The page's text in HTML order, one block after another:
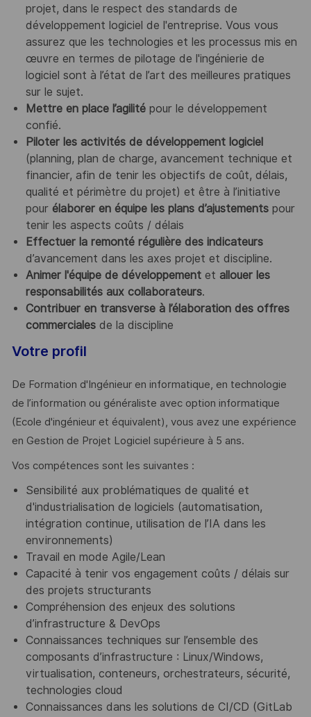
projet, dans le respect des standards de
développement logiciel de l'entreprise. Vous vous
assurez que les technologies et les processus mis en
œuvre en termes de pilotage de l'ingénierie de
logiciel sont à l’état de l’art des meilleures pratiques
sur le sujet.
Mettre en place l’agilitépour le développement
confié.
Piloter les activités de développement logiciel
(planning, plan de charge, avancement technique et
financier, afin de tenir les objectifs de coût, délais,
qualité et périmètre du projet) et être à l’initiative
pour élaborer en équipe les plans d’ajustementspour
tenir les aspects coûts / délais
Effectuer la remonté régulière des indicateurs
d’avancement dans les axes projet et discipline.
Animer l'équipe de développementet allouer les
responsabilités aux collaborateurs.
Contribuer en transverse à l’élaboration des offres
commercialesde la discipline
Votre profil
De Formation d'Ingénieur en informatique, en technologie
de l’information ou généraliste avec option informatique
(Ecole d'ingénieur et équivalent), vous avez une expérience
en Gestion de Projet Logiciel supérieure à 5 ans.
Vos compétences sont les suivantes :
Sensibilité aux problématiques de qualité et
d'industrialisation de logiciels (automatisation,
intégration continue, utilisation de l’IA dans les
environnements)
Travail en mode Agile/Lean
Capacité à tenir vos engagement coûts / délais sur
des projets structurants
Compréhension des enjeux des solutions
d’infrastructure & DevOps
Connaissances techniques sur l’ensemble des
composants d’infrastructure : Linux/Windows,
virtualisation, conteneurs, orchestrateurs, sécurité,
technologies cloud
Connaissances dans les solutions de CI/CD (GitLab